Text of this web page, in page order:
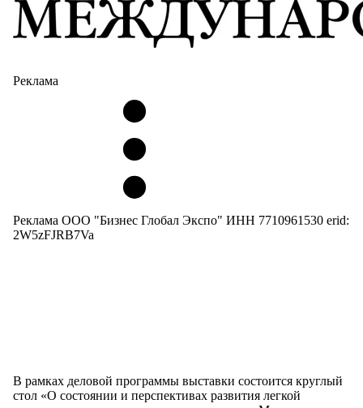
Реклама
Реклама ООО "Бизнес Глобал Экспо" ИНН 7710961530 erid:
2W5zFJRB7Va
В рамках деловой программы выставки состоится круглый
стол «О состоянии и перспективах развития легкой